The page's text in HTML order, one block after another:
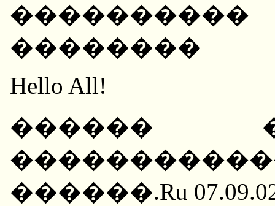
��������
Hello All!
������
������.Ru